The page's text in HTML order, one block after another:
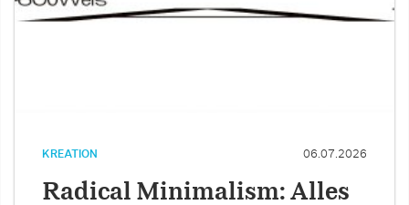
KREATION 06.07.2026
Radical Minimalism: Alles